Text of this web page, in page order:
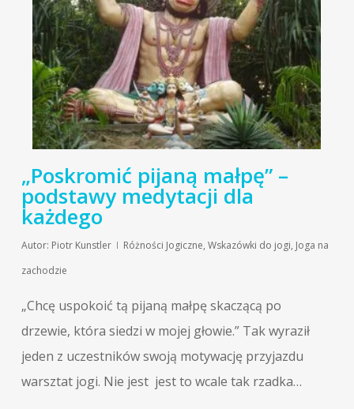
„Poskromić pijaną małpę” –
podstawy medytacji dla
każdego
Autor: Piotr Kunstler Różności Jogiczne, Wskazówki do jogi, Joga na
zachodzie
„Chcę uspokoić tą pijaną małpę skaczącą po
drzewie, która siedzi w mojej głowie.” Tak wyraził
jeden z uczestników swoją motywację przyjazdu
warsztat jogi. Nie jest jest to wcale tak rzadka…